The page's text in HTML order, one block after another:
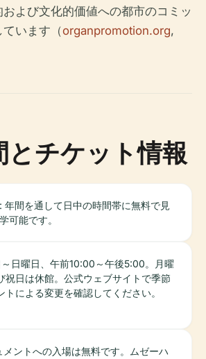
よび文化的価値への都市のコミッ
ています（organpromotion.org,
とチケット情報
: 年間を通して日中の時間帯に無料で見
学可能です。
日曜日、午前10:00～午後5:00。月曜
祝日は休館。公式ウェブサイトで季節
トによる変更を確認してください。
メントへの入場は無料です。ムゼーハ